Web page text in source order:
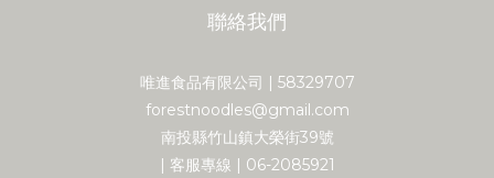
聯絡我們
唯進食品有限公司 | 58329707
forestnoodles@gmail.com
南投縣竹山鎮大榮街39號
| 客服專線 | 06-2085921